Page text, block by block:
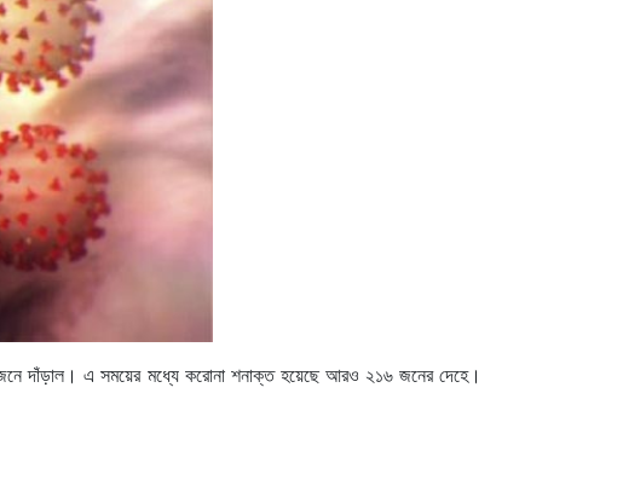
দাঁড়াল। এ সময়ের মধ্যে করোনা শনাক্ত হয়েছে আরও ২১৬ জনের দেহে।